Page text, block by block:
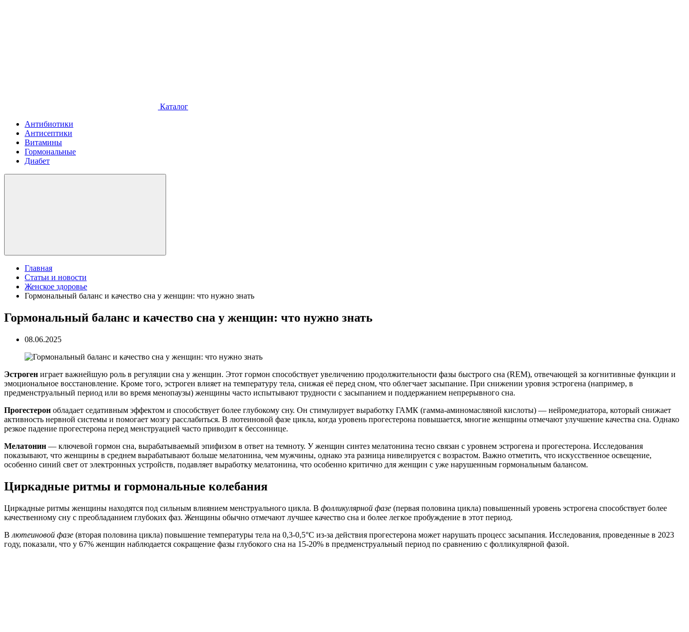
Каталог
Антибиотики
Антисептики
Витамины
Гормональные
Диабет
Главная
Статьи и новости
Женское здоровье
Гормональный баланс и качество сна у женщин: что нужно знать
Гормональный баланс и качество сна у женщин: что нужно знать
08.06.2025
Эстроген играет важнейшую роль в регуляции сна у женщин. Этот гормон способствует увеличению продолжительности фазы быстрого сна (REM), отвечающей за когнитивные функции и
эмоциональное восстановление. Кроме того, эстроген влияет на температуру тела, снижая её перед сном, что облегчает засыпание. При снижении уровня эстрогена (например, в
предменструальный период или во время менопаузы) женщины часто испытывают трудности с засыпанием и поддержанием непрерывного сна.
Прогестерон обладает седативным эффектом и способствует более глубокому сну. Он стимулирует выработку ГАМК (гамма-аминомасляной кислоты) — нейромедиатора, который снижает
активность нервной системы и помогает мозгу расслабиться. В лютеиновой фазе цикла, когда уровень прогестерона повышается, многие женщины отмечают улучшение качества сна. Однако
резкое падение прогестерона перед менструацией часто приводит к бессоннице.
Мелатонин — ключевой гормон сна, вырабатываемый эпифизом в ответ на темноту. У женщин синтез мелатонина тесно связан с уровнем эстрогена и прогестерона. Исследования
показывают, что женщины в среднем вырабатывают больше мелатонина, чем мужчины, однако эта разница нивелируется с возрастом. Важно отметить, что искусственное освещение,
особенно синий свет от электронных устройств, подавляет выработку мелатонина, что особенно критично для женщин с уже нарушенным гормональным балансом.
Циркадные ритмы и гормональные колебания
Циркадные ритмы женщины находятся под сильным влиянием менструального цикла. В фолликулярной фазе (первая половина цикла) повышенный уровень эстрогена способствует более
качественному сну с преобладанием глубоких фаз. Женщины обычно отмечают лучшее качество сна и более легкое пробуждение в этот период.
В лютеиновой фазе (вторая половина цикла) повышение температуры тела на 0,3-0,5°C из-за действия прогестерона может нарушать процесс засыпания. Исследования, проведенные в 2023
году, показали, что у 67% женщин наблюдается сокращение фазы глубокого сна на 15-20% в предменструальный период по сравнению с фолликулярной фазой.